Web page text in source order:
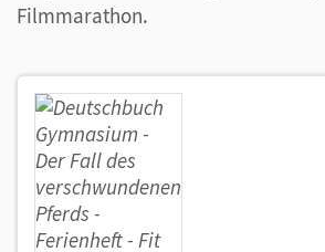
Filmmarathon.